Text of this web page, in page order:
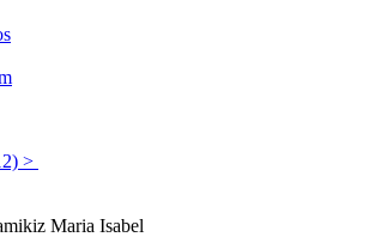
>
Maria Isabel